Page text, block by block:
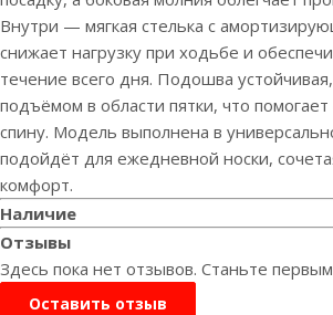
Внутри — мягкая стелька с
снижает нагрузку при ходьбе и
течение всего дня. Подошва
подъёмом в области пятки, что помогает
спину. Модель выполнена в
подойдёт для ежедневной носки,
комфорт.
Наличие
Отзывы
Здесь пока нет отзывов. Станьте
Оставить отзыв